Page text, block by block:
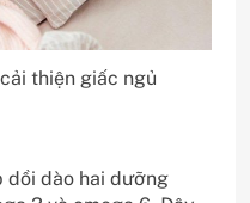
thiện giấc ngủ
dồi dào hai dưỡng